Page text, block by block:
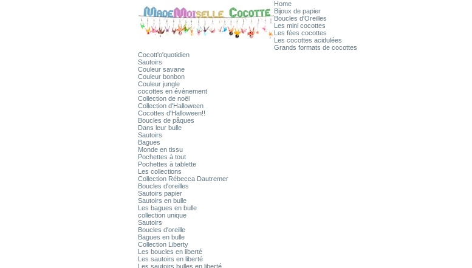
Home
Bijoux de papier
Boucles d'Oreilles
Les mini cocottes
Les fées cocottes
Les cocottes acidulées
Grands formats de cocottes
Cocott'o'quotidien
Sautoirs
Couleur savane
Couleur bonbon
Couleur jungle
cocottes en évènement
Collection de noël
Collection d'Halloween
Cocottes d'Halloween!!
Boucles de pâques
Dans leur bulle
Sautoirs
Bagues
Monde en tissu
Pochettes à tout
Pochettes à tablette
Les collections
Collection Rébecca Dautremer
Boucles d'oreilles
Sautoirs papier
Sautoirs en bulle
Les bagues en bulle
collection unique
Sautoirs
Boucles d'oreille
Bagues en bulle
Collection Liberty
Les boucles en liberté
Les sautoirs en liberté
Les sautoirs bulles en liberté